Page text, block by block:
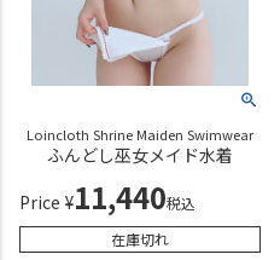
Loincloth Shrine Maiden Swimwear
ふんどし巫女メイド水着
Price ¥11,440税込
在庫切れ